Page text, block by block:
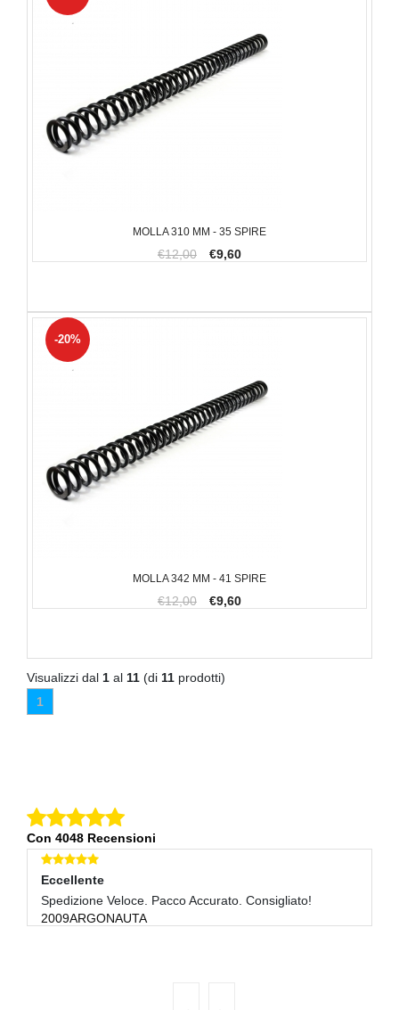
MOLLA 310 MM - 35 SPIRE
€12,00 €9,60
MOLLA 342 MM - 41 SPIRE
€12,00 €9,60
-20%
Visualizzi dal 1 al 11 (di 11 prodotti)
1
Con 4048 Recensioni
Eccellente
Spedizione Veloce. Pacco Accurato. Consigliato!
2009ARGONAUTA